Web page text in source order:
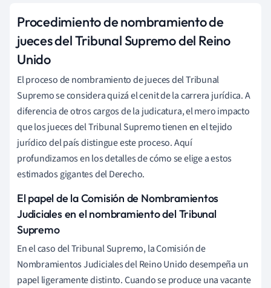
Procedimiento de nombramiento de
jueces del Tribunal Supremo del Reino
Unido
El proceso de nombramiento de jueces del Tribunal
Supremo se considera quizá el cenit de la carrera jurídica. A
diferencia de otros cargos de la judicatura, el mero impacto
que los jueces del Tribunal Supremo tienen en el tejido
jurídico del país distingue este proceso. Aquí
profundizamos en los detalles de cómo se elige a estos
estimados gigantes del Derecho.
El papel de la Comisión de Nombramientos
Judiciales en el nombramiento del Tribunal
Supremo
En el caso del Tribunal Supremo, la Comisión de
Nombramientos Judiciales del Reino Unido desempeña un
papel ligeramente distinto. Cuando se produce una vacante